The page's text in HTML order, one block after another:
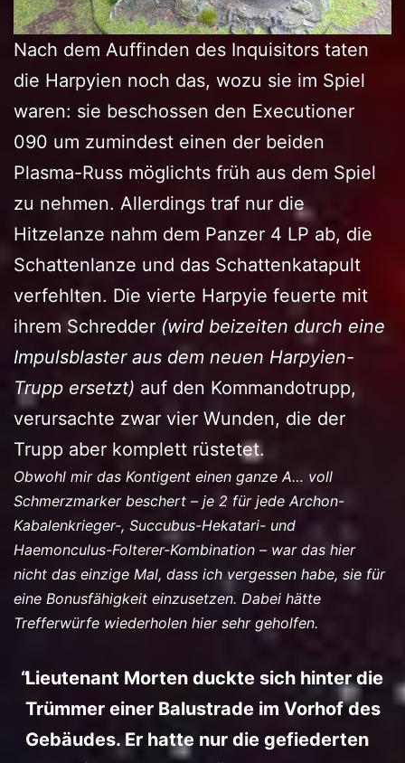
Nach dem Auffinden des Inquisitors taten
die Harpyien noch das, wozu sie im Spiel
waren: sie beschossen den Executioner
090 um zumindest einen der beiden
Plasma-Russ möglichts früh aus dem Spiel
zu nehmen. Allerdings traf nur die
Hitzelanze nahm dem Panzer 4 LP ab, die
Schattenlanze und das Schattenkatapult
verfehlten. Die vierte Harpyie feuerte mit
ihrem Schredder (wird beizeiten durch eine
Impulsblaster aus dem neuen Harpyien-
Trupp ersetzt) auf den Kommandotrupp,
verursachte zwar vier Wunden, die der
Trupp aber komplett rüstetet.
Obwohl mir das Kontigent einen ganze A… voll
Schmerzmarker beschert – je 2 für jede Archon-
Kabalenkrieger-, Succubus-Hekatari- und
Haemonculus-Folterer-Kombination – war das hier
nicht das einzige Mal, dass ich vergessen habe, sie für
eine Bonusfähigkeit einzusetzen. Dabei hätte
Trefferwürfe wiederholen hier sehr geholfen.
Lieutenant Morten duckte sich hinter die
Trümmer einer Balustrade im Vorhof des
Gebäudes. Er hatte nur die gefiederten